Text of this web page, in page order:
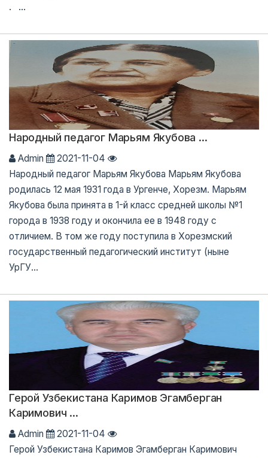
. ...
Народный педагог Марьям Якубова ...
Admin
2021-11-04
Народный педагог Марьям Якубова Марьям Якубова
родилась 12 мая 1931 года в Ургенче, Хорезм. Марьям
Якубова была принята в 1-й класс средней школы №1
города в 1938 году и окончила ее в 1948 году с
отличием. В том же году поступила в Хорезмский
государственный педагогический институт (ныне
УрГУ...
Герой Узбекистана Каримов Эгамберган
Каримович ...
Admin
2021-11-04
Герой Узбекистана Каримов Эгамберган Каримович